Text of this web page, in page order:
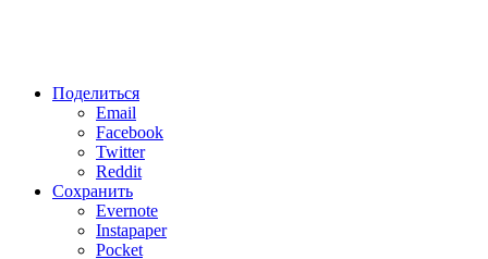
Поделиться
Email
Facebook
Twitter
Reddit
Сохранить
Evernote
Instapaper
Pocket